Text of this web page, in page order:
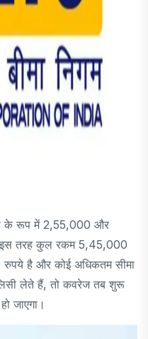
के रूप में 2,55,000 और
इस तरह कुल रकम 5,45,000
रुपये है और कोई अधिकतम सीमा
लेते हैं, तो कवरेज तब शुरू
जाएगा।